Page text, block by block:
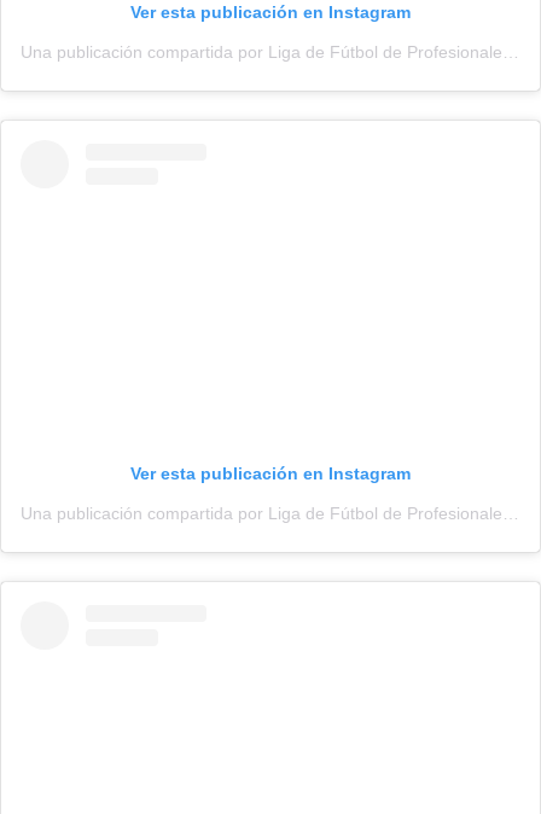
Ver esta publicación en Instagram
Ver esta publicación en Instagram